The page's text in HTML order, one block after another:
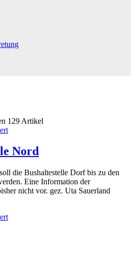
129 Artikel
Nord
die Bushaltestelle Dorf bis zu den
Eine Information der
nicht vor. gez. Uta Sauerland